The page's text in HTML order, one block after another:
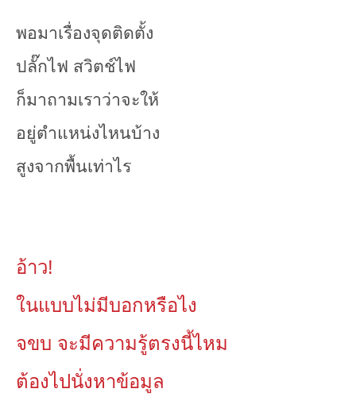
พอมาเรื่องจุดติดตั้ง
ปลั๊กไฟ สวิตช์ไฟ
ก็มาถามเราว่าจะให้
อยู่ตำแหน่งไหนบ้าง
สูงจากพื้นเท่าไร
อ้าว!
ในแบบไม่มีบอกหรือไง
จขบ จะมีความรู้ตรงนี้ไหม
ต้องไปนั่งหาข้อมูล